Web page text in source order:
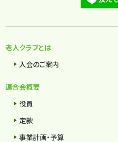
老人クラブとは
入会のご案内
連合会概要
役員
定款
事業計画・予算